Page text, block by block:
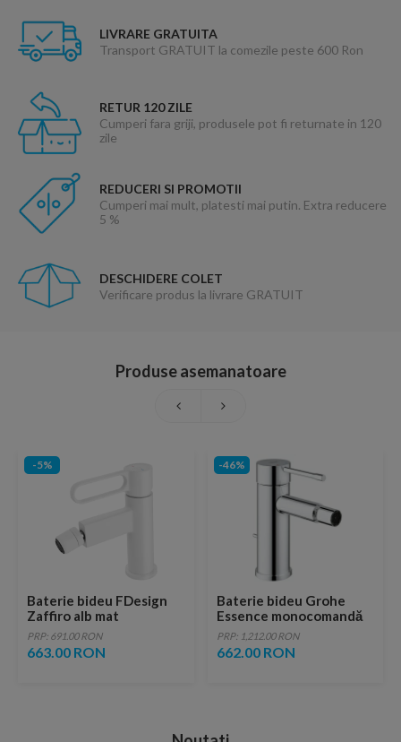
LIVRARE GRATUITA
Transport GRATUIT la comezile peste 600 Ron
RETUR 120 ZILE
Cumperi fara griji, produsele pot fi returnate in 120
zile
REDUCERI SI PROMOTII
Cumperi mai mult, platesti mai putin. Extra reducere
5 %
DESCHIDERE COLET
Verificare produs la livrare GRATUIT
Produse asemanatoare
-5%
Baterie bideu FDesign
Zaffiro alb mat
monocomanda
PRP: 691.00 RON
663.00 RON
-46%
Baterie bideu Grohe
Essence monocomandă
1/2″ Marimea S
PRP: 1,212.00 RON
662.00 RON